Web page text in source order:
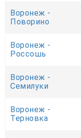
Воронеж -
Поворино
Воронеж -
Россошь
Воронеж -
Семилуки
Воронеж -
Терновка